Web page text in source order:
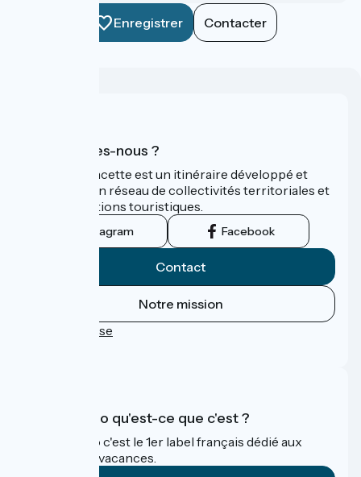
Enregistrer Contacter
Qui sommes-nous ?
La Vélo Francette est un itinéraire développé et
promu par un réseau de collectivités territoriales et
leurs institutions touristiques.
Instagram Facebook
Contact
Notre mission
Espace Presse
Accueil Vélo qu'est-ce que c'est ?
Accueil Vélo c'est le 1er label français dédié aux
cyclistes en vacances.